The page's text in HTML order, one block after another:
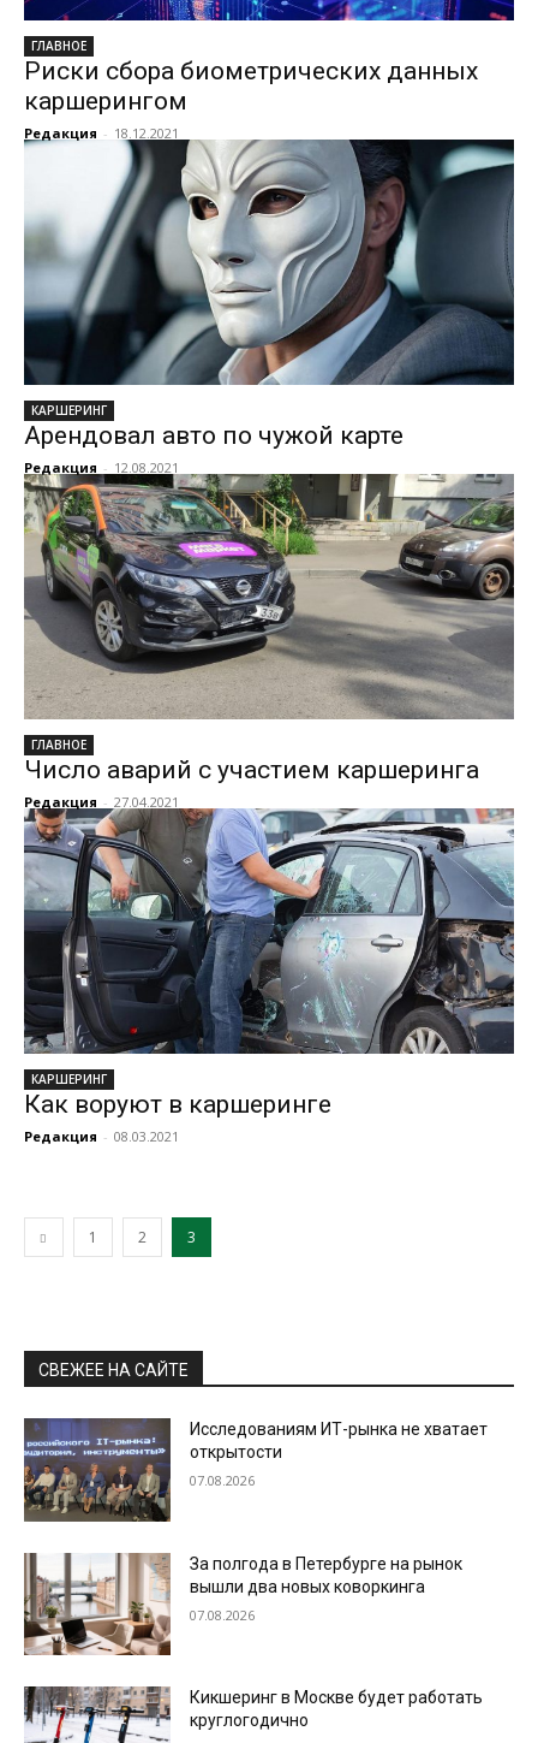
ГЛАВНОЕ
Риски сбора биометрических данных
каршерингом
Редакция - 18.12.2021
КАРШЕРИНГ
Арендовал авто по чужой карте
Редакция - 12.08.2021
ГЛАВНОЕ
Число аварий с участием каршеринга
Редакция - 27.04.2021
КАРШЕРИНГ
Как воруют в каршеринге
Редакция - 08.03.2021
1 2 3
СВЕЖЕЕ НА САЙТЕ
Исследованиям ИТ-рынка не хватает
открытости
07.08.2026
За полгода в Петербурге на рынок
вышли два новых коворкинга
07.08.2026
Кикшеринг в Москве будет работать
круглогодично